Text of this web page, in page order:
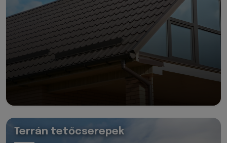
Terrán tetőcserepek